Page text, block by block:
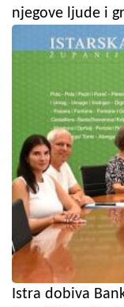
njegove ljude i
Istra dobiva